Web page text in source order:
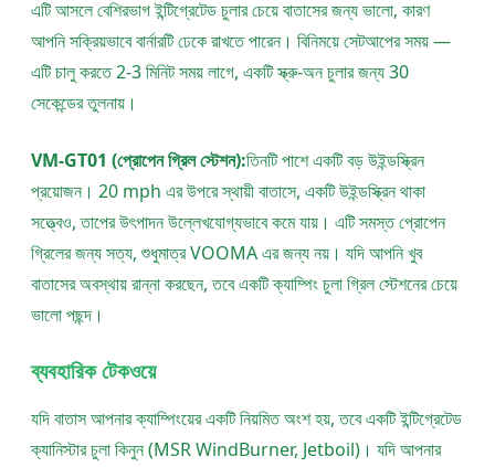
এটি আসলে বেশিরভাগ ইন্টিগ্রেটেড চুলার চেয়ে বাতাসের জন্য ভালো, কারণ
আপনি সক্রিয়ভাবে বার্নারটি ঢেকে রাখতে পারেন। বিনিময়ে সেটআপের সময় —
এটি চালু করতে 2-3 মিনিট সময় লাগে, একটি স্ক্রু-অন চুলার জন্য 30
সেকেন্ডের তুলনায়।
VM-GT01 (প্রোপেন গ্রিল স্টেশন):তিনটি পাশে একটি বড় উইন্ডস্ক্রিন
প্রয়োজন। 20 mph এর উপরে স্থায়ী বাতাসে, একটি উইন্ডস্ক্রিন থাকা
সত্ত্বেও, তাপের উৎপাদন উল্লেখযোগ্যভাবে কমে যায়। এটি সমস্ত প্রোপেন
গ্রিলের জন্য সত্য, শুধুমাত্র VOOMA এর জন্য নয়। যদি আপনি খুব
বাতাসের অবস্থায় রান্না করছেন, তবে একটি ক্যাম্পিং চুলা গ্রিল স্টেশনের চেয়ে
ভালো পছন্দ।
ব্যবহারিক টেকওয়ে
যদি বাতাস আপনার ক্যাম্পিংয়ের একটি নিয়মিত অংশ হয়, তবে একটি ইন্টিগ্রেটেড
ক্যানিস্টার চুলা কিনুন (MSR WindBurner, Jetboil)। যদি আপনার